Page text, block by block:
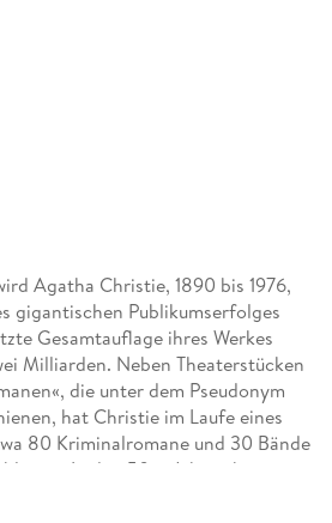
Agatha Christie, 1890 bis 1976,
gigantischen Publikumserfolges
Gesamtauflage ihres Werkes
Milliarden. Neben Theaterstücken
die unter dem Pseudonym
hat Christie im Laufe eines
80 Kriminalromane und 30 Bände
In den 50er Jahren begann